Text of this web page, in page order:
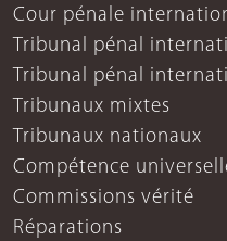
Cour pénale
Tribunal pénal
Tribunal pénal
Tribunaux mixtes
Tribunaux nationaux
Compétence
Commissions vérité
Réparations